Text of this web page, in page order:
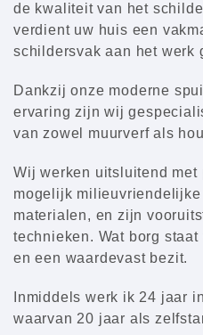
de kwaliteit van het
verdient uw huis een
schildersvak aan het werk
Dankzij onze moderne
ervaring zijn wij
van zowel muurverf als
Wij werken uitsluitend met
mogelijk milieuvriendelijke
materialen, en zijn
technieken. Wat borg
en een waardevast bezit.
Inmiddels werk ik 24 jaar
waarvan 20 jaar als